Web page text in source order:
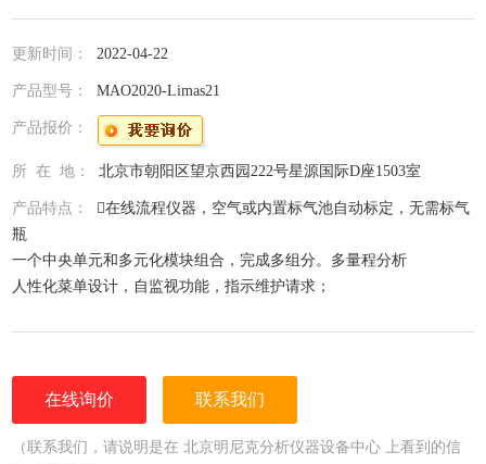
更新时间：2022-04-22
产品型号：MAO2020-Limas21
产品报价：
所 在 地：北京市朝阳区望京西园222号星源国际D座1503室
产品特点：
在线流程仪器，空气或内置标气池自动标定，无需标气
瓶
一个中央单元和多元化模块组合，完成多组分。多量程分析
人性化菜单设计，自监视功能，指示维护请求；
在线询价 联系我们
（联系我们，请说明是在 北京明尼克分析仪器设备中心 上看到的信